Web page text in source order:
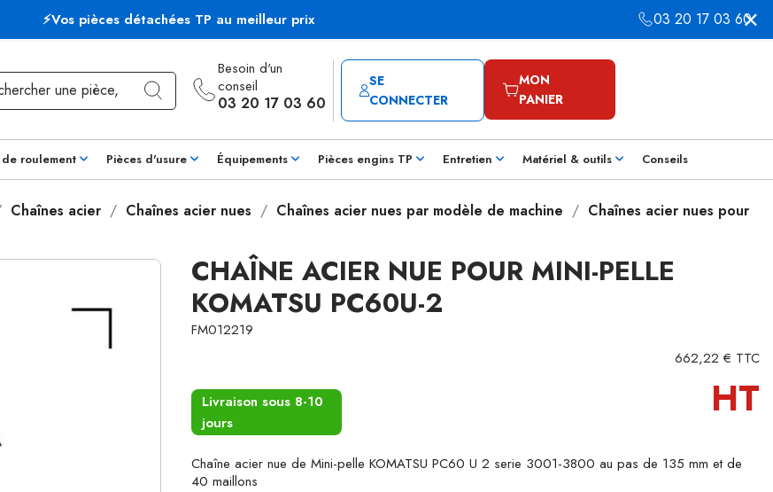
⚡Vos pièces détachées TP au meilleur prix 03 20 17 03 60
Besoin d'un
conseil
03 20 17 03 60
SE
CONNECTER
MON
PANIER
de roulement Pièces d'usure Équipements Pièces engins TP Entretien Matériel & outils Conseils
Chaînes acier Chaînes acier nues Chaînes acier nues par modèle de machine
Chaînes acier nues pour
CHAÎNE ACIER NUE POUR MINI-PELLE
KOMATSU PC60U-2
FM012219
662,22 € TTC
Livraison sous 8-10
jours
HT
Chaîne acier nue de Mini-pelle KOMATSU PC60 U 2 serie 3001-3800 au pas de 135 mm et de
40 maillons